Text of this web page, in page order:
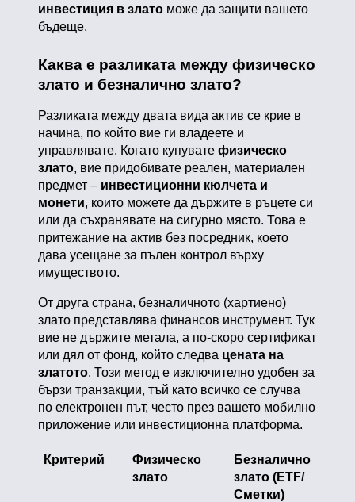
инвестиция в злато може да защити вашето
бъдеще.
Каква е разликата между физическо
злато и безналично злато?
Разликата между двата вида актив се крие в
начина, по който вие ги владеете и
управлявате. Когато купувате физическо
злато, вие придобивате реален, материален
предмет – инвестиционни кюлчета и
монети, които можете да държите в ръцете си
или да съхранявате на сигурно място. Това е
притежание на актив без посредник, което
дава усещане за пълен контрол върху
имуществото.
От друга страна, безналичното (хартиено)
злато представлява финансов инструмент. Тук
вие не държите метала, а по-скоро сертификат
или дял от фонд, който следва цената на
златото. Този метод е изключително удобен за
бързи транзакции, тъй като всичко се случва
по електронен път, често през вашето мобилно
приложение или инвестиционна платформа.
Критерий
Физическо
злато
Безналично
злато (ETF/
Сметки)